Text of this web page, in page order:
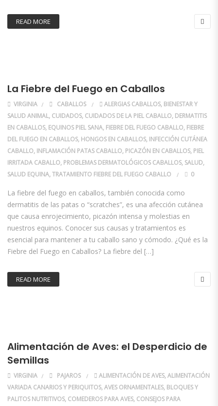
READ MORE
La Fiebre del Fuego en Caballos
VIRGINIA CABALLOS ALERGIAS CABALLOS, BIENESTAR Y
SALUD ANIMAL, CUIDADOS, CUIDADOS DE LA PIEL CABALLO, DERMATITIS
EN CABALLOS, EQUINOS PIEL SANA, FIEBRE DEL FUEGO CABALLO, FIEBRE
DEL FUEGO EN CABALLOS, HONGOS EN CABALLOS, INFECCIÓN CUTÁNEA
CABALLO, INFLAMACIÓN PATAS CABALLO, PICAZÓN EN CABALLOS, PIEL
IRRITADA CABALLO, PROBLEMAS DERMATOLÓGICOS CABALLOS, SALUD,
SALUD EQUINA,TRATAMIENTO FIEBRE DEL FUEGO CABALLO 0
La fiebre del fuego en caballos, también conocida como
dermatitis de las patas o “scratches”, es una afección cutánea
que causa enrojecimiento, picazón intensa y molestias en
nuestros equinos. Conocer sus causas y tratamientos es
esencial para mantener a tu caballo sano y cómodo. ¿Qué es la
Fiebre del Fuego en Caballos? La fiebre del […]
READ MORE
Alimentación de Aves: el Desperdicio de
Semillas
VIRGINIA PAJAROS ALIMENTACIÓN DE AVES,ALIMENTACIÓN
VARIADA CANARIOS Y PERIQUITOS,AVES ORNAMENTALES, BLOQUES Y
PALITOS NUTRITIVOS, COMEDEROS PARA AVES, CONSEJOS PARA